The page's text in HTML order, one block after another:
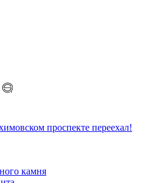
проспекте переехал!
камня